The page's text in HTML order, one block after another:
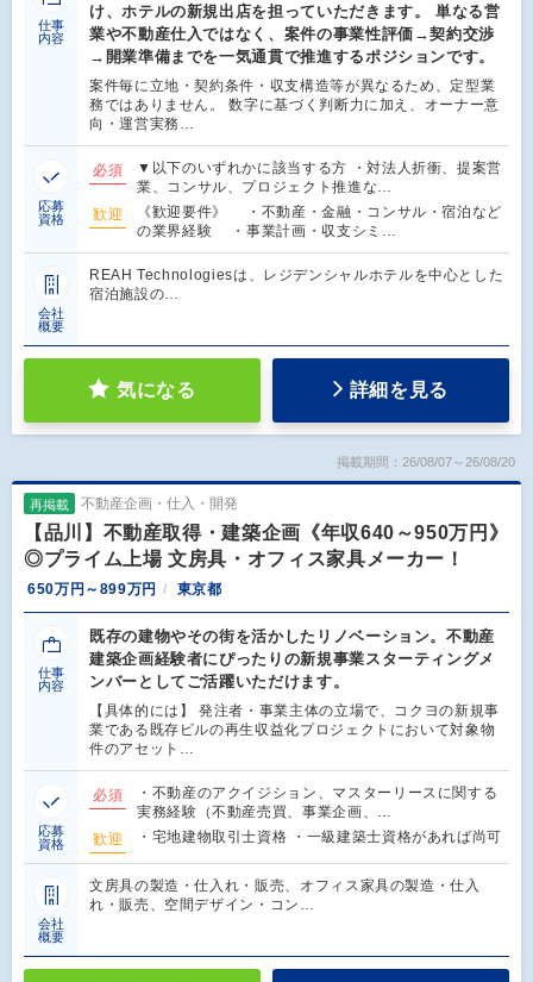
仕事
内容
け、ホテルの新規出店を担っていただきます。 単なる営
業や不動産仕入ではなく、案件の事業性評価→契約交渉
→開業準備までを一気通貫で推進するポジションです。
案件毎に立地・契約条件・収支構造等が異なるため、定型業
務ではありません。 数字に基づく判断力に加え、オーナー意
向・運営実務…
応募
資格
必須
▼以下のいずれかに該当する方 ・対法人折衝、提案営
業、コンサル、プロジェクト推進な…
歓迎
《歓迎要件》 ・不動産・金融・コンサル・宿泊など
の業界経験 ・事業計画・収支シミ…
会社
概要
REAH Technologiesは、レジデンシャルホテルを中心とした
宿泊施設の…
気になる 詳細を見る
掲載期間：26/08/07～26/08/20
再掲載 不動産企画・仕入・開発
【品川】不動産取得・建築企画《年収640～950万円》
◎プライム上場 文房具・オフィス家具メーカー！
650万円～899万円 東京都
仕事
内容
既存の建物やその街を活かしたリノベーション。不動産
建築企画経験者にぴったりの新規事業スターティングメ
ンバーとしてご活躍いただけます。
【具体的には】 発注者・事業主体の立場で、コクヨの新規事
業である既存ビルの再生収益化プロジェクトにおいて対象物
件のアセット…
応募
資格
必須
・不動産のアクイジション、マスターリースに関する
実務経験（不動産売買、事業企画、…
歓迎
・宅地建物取引士資格 ・一級建築士資格があれば尚可
会社
概要
文房具の製造・仕入れ・販売、オフィス家具の製造・仕入
れ・販売、空間デザイン・コン…